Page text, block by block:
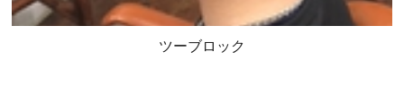
ツーブロック